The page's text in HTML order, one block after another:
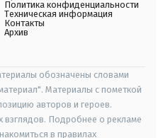
Политика конфиденциальности
Техническая информация
Контакты
Архив
обозначены словами
Материалы с пометкой
авторов и героев.
взглядов. Подробнее о рекламе
в правилах